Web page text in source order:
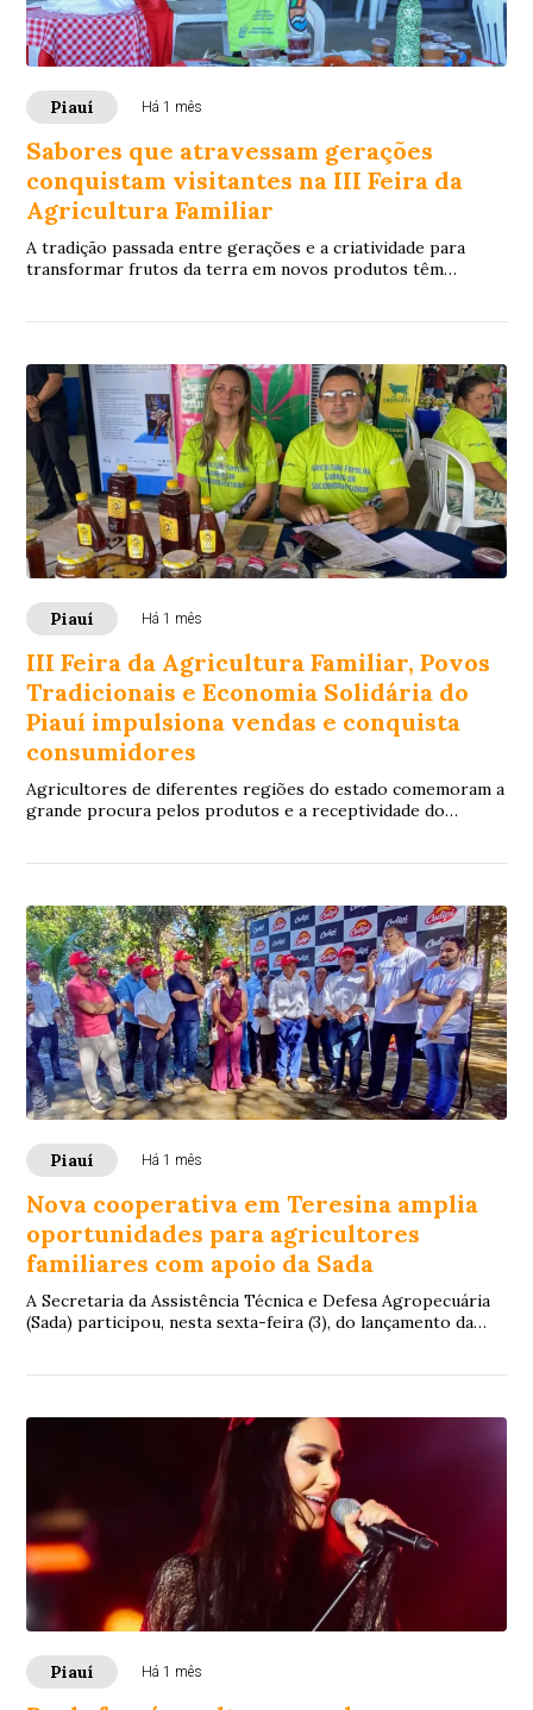
Piauí Há 1 mês
Sabores que atravessam gerações
conquistam visitantes na III Feira da
Agricultura Familiar
A tradição passada entre gerações e a criatividade para
transformar frutos da terra em novos produtos têm
Piauí Há 1 mês
III Feira da Agricultura Familiar, Povos
Tradicionais e Economia Solidária do
Piauí impulsiona vendas e conquista
consumidores
Agricultores de diferentes regiões do estado comemoram a
grande procura pelos produtos e a receptividade do
Piauí Há 1 mês
Nova cooperativa em Teresina amplia
oportunidades para agricultores
familiares com apoio da Sada
A Secretaria da Assistência Técnica e Defesa Agropecuária
(Sada) participou, nesta sexta-feira (3), do lançamento da
Piauí Há 1 mês